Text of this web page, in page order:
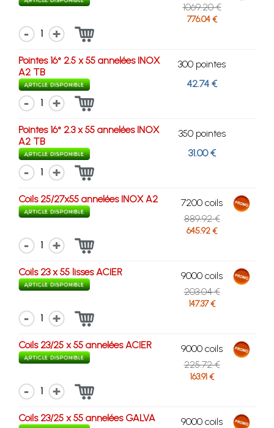
1069.20 €
776.04 €
1
Pointes 16° 2.5 x 55 annelées INOX
A2 TB
300 pointes
42.74 €
1
Pointes 16° 2.3 x 55 annelées INOX
A2 TB
350 pointes
31.00 €
1
Coils 25/27x55 annelées INOX A2
7200 coils
889.92 €
645.92 €
1
Coils 23 x 55 lisses ACIER
9000 coils
203.04 €
147.37 €
1
Coils 23/25 x 55 annelées ACIER
9000 coils
225.72 €
163.91 €
1
Coils 23/25 x 55 annelées GALVA
9000 coils